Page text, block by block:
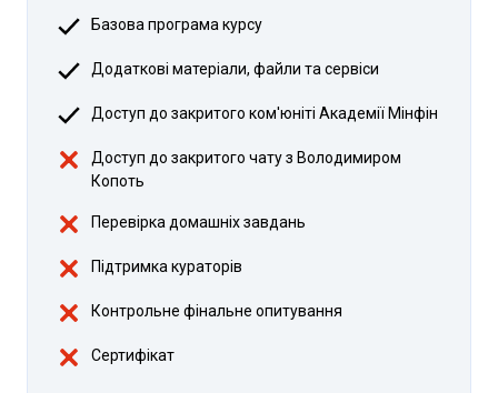
Базова програма курсу
Додаткові матеріали, файли та сервіси
Доступ до закритого ком'юніті Академії Мінфін
Доступ до закритого чату з Володимиром
Копоть
Перевірка домашніх завдань
Підтримка кураторів
Контрольне фінальне опитування
Сертифікат